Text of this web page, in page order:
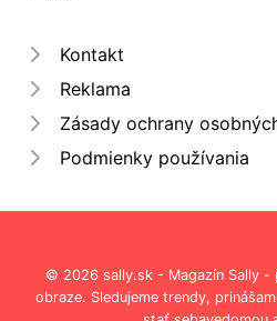
Kontakt
Reklama
Zásady ochrany
Podmienky používania
© 2026 sally.sk - Magazín Sally -
obraze. Sledujeme trendy,